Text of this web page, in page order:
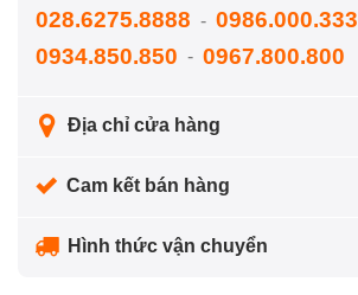
028.6275.8888 - 0986.000.333
0934.850.850 - 0967.800.800
Địa chỉ cửa hàng
Cam kết bán hàng
Hình thức vận chuyển